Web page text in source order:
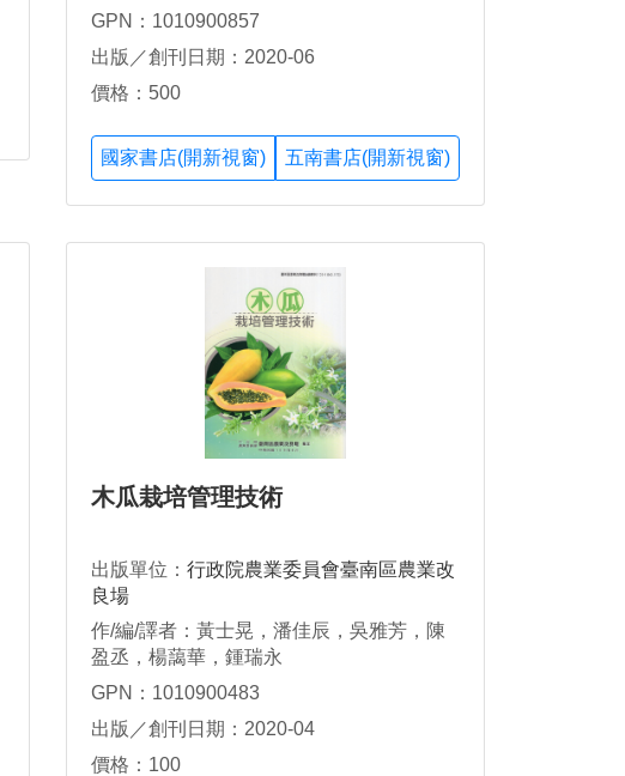
GPN：1010900857
出版／創刊日期：2020-06
價格：500
國家書店(開新視窗) 五南書店(開新視窗)
木瓜栽培管理技術
出版單位： 行政院農業委員會臺南區農業改
良場
作/編/譯者：黃士晃，潘佳辰，吳雅芳，陳
盈丞，楊藹華，鍾瑞永
GPN：1010900483
出版／創刊日期：2020-04
價格：100